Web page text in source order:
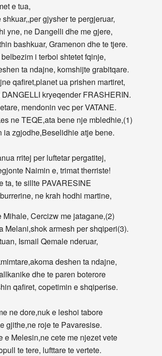
e tua,
gjysher te pergjeruar,
yne, ne Dangelli dhe me gjere,
bashkuar, Gramenon dhe te tjere.
i terboi shtetet fqinje,
ta ndajne, komshijte grabitqare.
qafiret,planet ua prishen martiret,
DANGELLI kryeqender FRASHERIN.
mendonin vec per VATANE.
ne TEQE,ata bene nje mbledhie,(1)
ia zgjodhe,Beselidhie atje bene.
rritej per luftetar pergatitej,
Naimin e, trimat therriste!
ta, te sillte PAVARESINE
ne krah hodhi martine,
Mihale, Cercizw me jatagane,(2)
Melani,shok armesh per shqiperi(3).
Ismail Qemale nderuar,
deshen ta ndajne,
dhe te paren boterore
qafiret, copetimin e shqiperise.
ne dore,nuk e leshoi tabore
gjithe,ne roje te Pavaresise.
e Melesin,ne cete me njezet vete
te tere, lufttare te vertete.